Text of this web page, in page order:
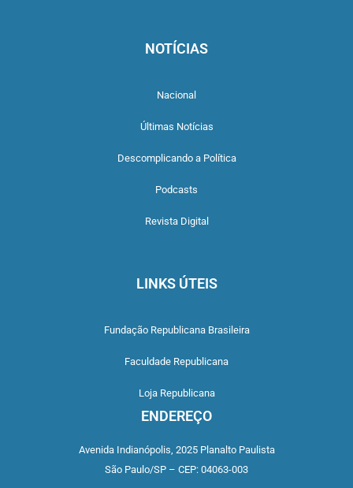
NOTÍCIAS
Nacional
Últimas Notícias
Descomplicando a Política
Podcasts
Revista Digital
LINKS ÚTEIS
Fundação Republicana Brasileira
Faculdade Republicana
Loja Republicana
ENDEREÇO
Avenida Indianópolis, 2025 Planalto Paulista
São Paulo/SP – CEP: 04063-003